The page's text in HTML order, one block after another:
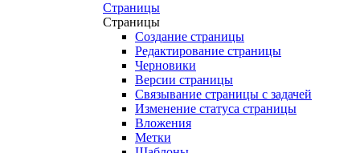
Страницы
Страницы
Создание страницы
Редактирование страницы
Черновики
Версии страницы
Связывание страницы с задачей
Изменение статуса страницы
Вложения
Метки